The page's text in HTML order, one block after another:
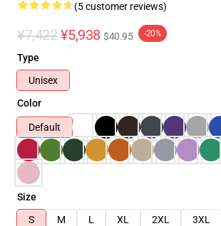
(5 customer reviews)
¥7,422 ¥5,938 $40.95 -20%
Type
Unisex
Color
Default
Size
S
M L XL 2XL 3XL